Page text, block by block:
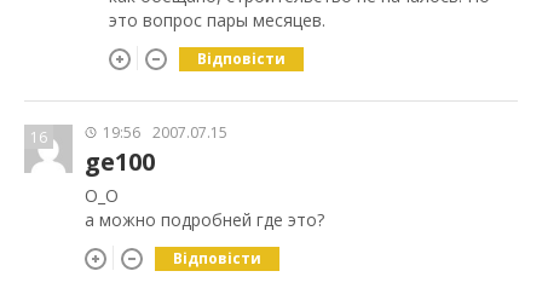
это вопрос пары месяцев.
Відповісти
16 19:56 2007.07.15
ge100
О_О
а можно подробней где это?
Відповісти